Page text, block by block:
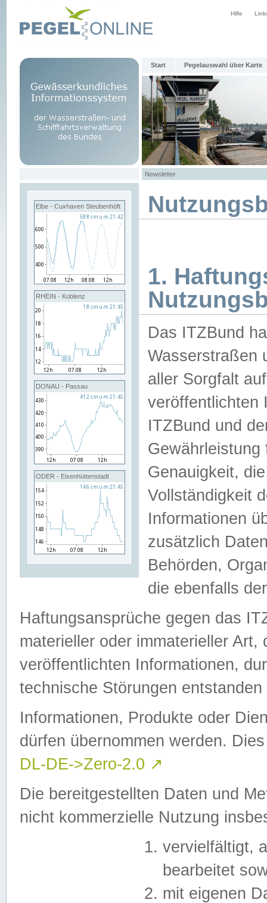
Hilfe
Start Pegelauswahl über Karte
Newsletter
Elbe - Cuxhaven Steubenhöft
RHEIN - Koblenz
DONAU - Passau
ODER - Eisenhüttenstadt
1.
Das ITZBund
Wasserstraßen
aller Sorgfalt
veröffentlichten
ITZBund und
Genauigkeit,
Vollständigkeit
Informationen
zusätzlich
Behörden,
die ebenfalls
Haftungsansprüche gegen das
materieller oder immaterieller
veröffentlichten Informationen,
technische Störungen
Informationen, Produkte oder
dürfen übernommen werden.
DL-DE->Zero-2.0 ↗
Die bereitgestellten Daten und
nicht kommerzielle Nutzung
vervielfältigt,
bearbeitet
mit eigenen